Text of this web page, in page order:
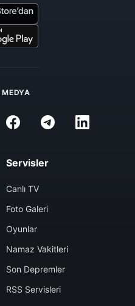
Servisler
Canlı TV
Foto Galeri
Oyunlar
Namaz Vakitleri
Son Depremler
RSS Servisleri